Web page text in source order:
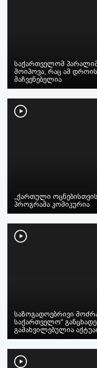
საქართველომ
მოიპოვა, რაც ამ
მაჩვენებელია
„ქართული
პროგრამა კომიკურია
საზოგადოებრივი
საქართველო“
გამახვილებულია